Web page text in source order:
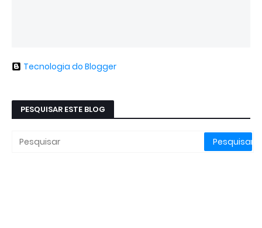
Tecnologia do Blogger
PESQUISAR ESTE BLOG